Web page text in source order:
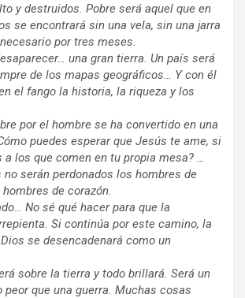
y destruidos. Pobre será aquel que en
se encontrará sin una vela, sin una jarra
por tres meses.
una gran tierra. Un país será
de los mapas geográficos… Y con él
el fango la historia, la riqueza y los
por el hombre se ha convertido en una
puedes esperar que Jesús te ame, si
los que comen en tu propia mesa? …
no serán perdonados los hombres de
de corazón.
No sé qué hacer para que la
Si continúa por este camino, la
se desencadenará como un
sobre la tierra y todo brillará. Será un
peor que una guerra. Muchas cosas